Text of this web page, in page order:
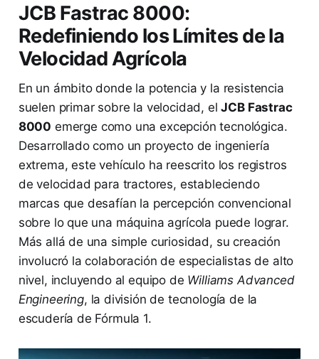
JCB Fastrac 8000:
Redefiniendo los Límites de la
Velocidad Agrícola
En un ámbito donde la potencia y la resistencia
suelen primar sobre la velocidad, elJCB Fastrac
8000 emerge como una excepción tecnológica.
Desarrollado como un proyecto de ingeniería
extrema, este vehículo ha reescrito los registros
de velocidad para tractores, estableciendo
marcas que desafían la percepción convencional
sobre lo que una máquina agrícola puede lograr.
Más allá de una simple curiosidad, su creación
involucró la colaboración de especialistas de alto
nivel, incluyendo al equipo de Williams Advanced
Engineering, la división de tecnología de la
escudería de Fórmula 1.